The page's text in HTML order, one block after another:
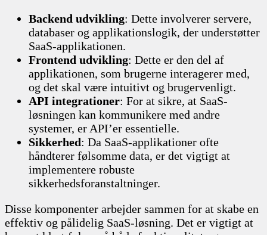
Backend udvikling: Dette involverer servere,
databaser og applikationslogik, der understøtter
SaaS-applikationen.
Frontend udvikling: Dette er den del af
applikationen, som brugerne interagerer med,
og det skal være intuitivt og brugervenligt.
API integrationer: For at sikre, at SaaS-
løsningen kan kommunikere med andre
systemer, er API’er essentielle.
Sikkerhed: Da SaaS-applikationer ofte
håndterer følsomme data, er det vigtigt at
implementere robuste
sikkerhedsforanstaltninger.
Disse komponenter arbejder sammen for at skabe en
effektiv og pålidelig SaaS-løsning. Det er vigtigt at